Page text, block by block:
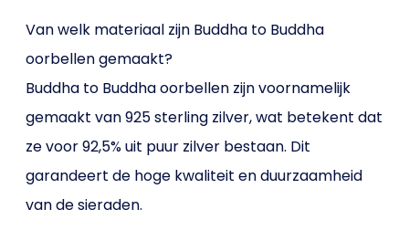
Van welk materiaal zijn Buddha to Buddha
oorbellen gemaakt?
Buddha to Buddha oorbellen zijn voornamelijk
gemaakt van 925 sterling zilver, wat betekent dat
ze voor 92,5% uit puur zilver bestaan. Dit
garandeert de hoge kwaliteit en duurzaamheid
van de sieraden.